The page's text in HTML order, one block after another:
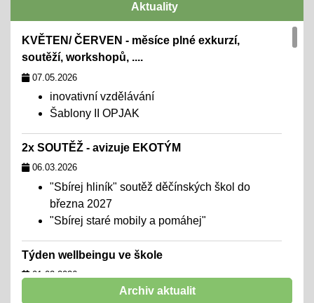
Aktuality
KVĚTEN/ ČERVEN - měsíce plné exkurzí,
soutěží, workshopů, ....
07.05.2026
inovativní vzdělávání
Šablony II OPJAK
2x SOUTĚŽ - avizuje EKOTÝM
06.03.2026
"Sbírej hliník" soutěž děčínských škol do
března 2027
"Sbírej staré mobily a pomáhej"
Týden wellbeingu ve škole
01.02.2026
chceme školu, kde se všichni cítí dobře,
Archiv aktualit